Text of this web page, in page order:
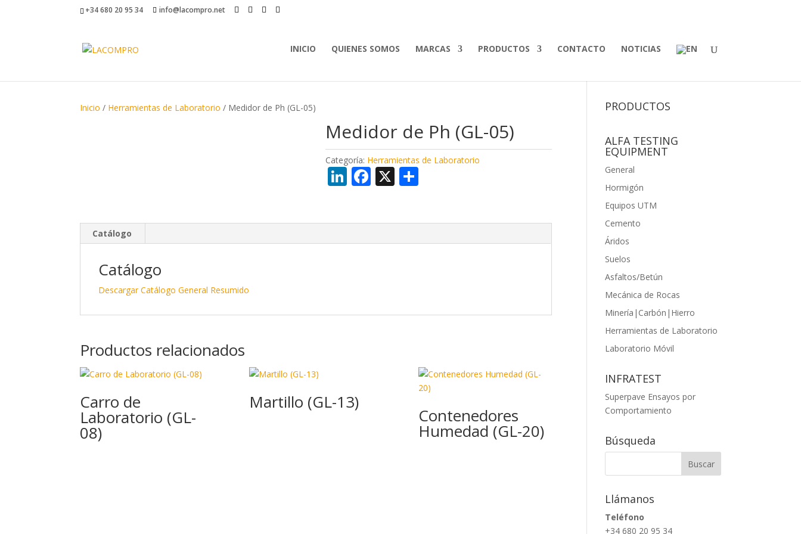
+34 680 20 95 34 info@lacompro.net
INICIO QUIENES SOMOS MARCAS PRODUCTOS CONTACTO NOTICIAS
Inicio / Herramientas de Laboratorio / Medidor de Ph (GL-05)
Medidor de Ph (GL-05)
Categoría: Herramientas de Laboratorio
Li
dI
F
o
X
ar
Catálogo
Catálogo
Descargar Catálogo General Resumido
Productos relacionados
Carro de
Laboratorio (GL-
08)
Martillo (GL-13)
Contenedores
Humedad (GL-20)
PRODUCTOS
ALFA TESTING
EQUIPMENT
General
Hormigón
Equipos UTM
Cemento
Áridos
Suelos
Asfaltos/Betún
Mecánica de Rocas
Minería|Carbón|Hierro
Herramientas de Laboratorio
Laboratorio Móvil
INFRATEST
Superpave Ensayos por
Comportamiento
Búsqueda
Llámanos
Teléfono
+34 680 20 95 34